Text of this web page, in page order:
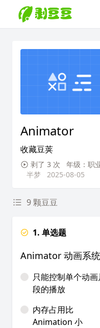
Animator
收藏豆荚
剥了 3 次 年级：职
半梦
2025-08-05
9 颗豆豆
1. 单选题
Animator 动画系统
只能控制单个动
段的播放
内存占用比
Animation 小